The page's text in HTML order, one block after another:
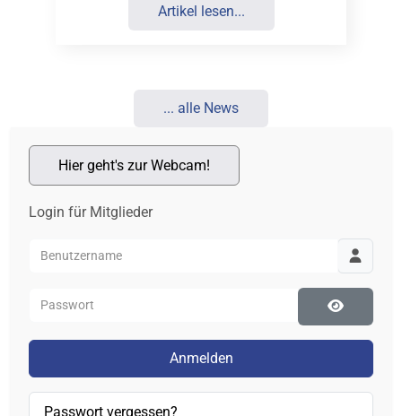
Artikel lesen...
... alle News
Hier geht's zur Webcam!
Login für Mitglieder
Benutzername
Passwort
Passwort
Anmelden
Passwort vergessen?